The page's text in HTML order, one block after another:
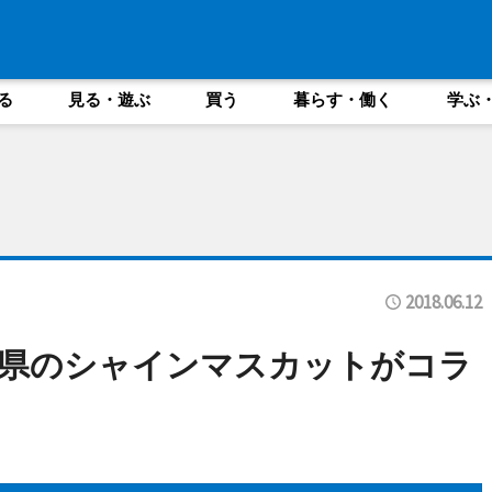
見る・遊ぶ 買う 暮らす・働く 学ぶ
2018.06.12
のシャインマスカットがコラ